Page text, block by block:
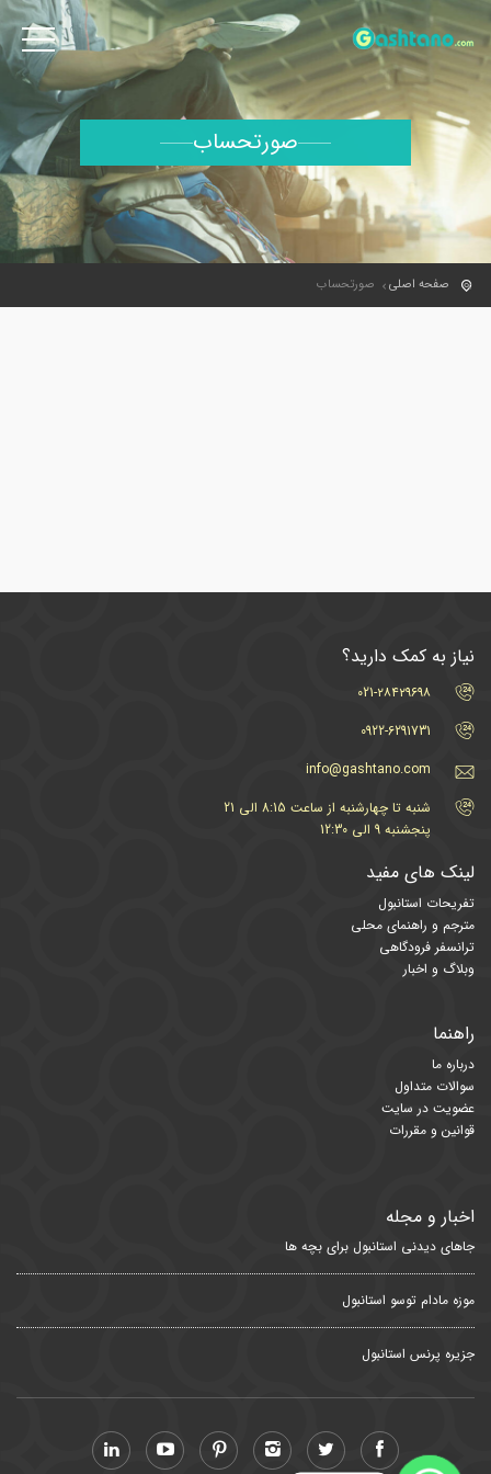
صورتحساب
صفحه اصلی صورتحساب
نیاز به کمک دارید؟
021-۲۸۴۲۹۶۹۸
0922-6291731
info@gashtano.com
شنبه تا چهارشنبه از ساعت 8:15 الی 21
پنجشنبه 9 الی 12:30
لینک های مفید
تفریحات استانبول
مترجم و راهنمای محلی
ترانسفر فرودگاهی
وبلاگ و اخبار
راهنما
درباره ما
سوالات متداول
عضویت در سایت
قوانین و مقررات
اخبار و مجله
جاهای دیدنی استانبول برای بچه ها
موزه مادام توسو استانبول
جزیره پرنس استانبول